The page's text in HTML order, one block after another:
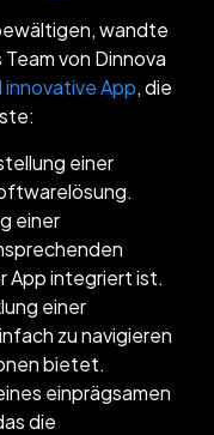
wandte
von Dinnova
App, die
einer
einer
App integriert ist.
einer
zu navigieren
bietet.
einprägsamen
die